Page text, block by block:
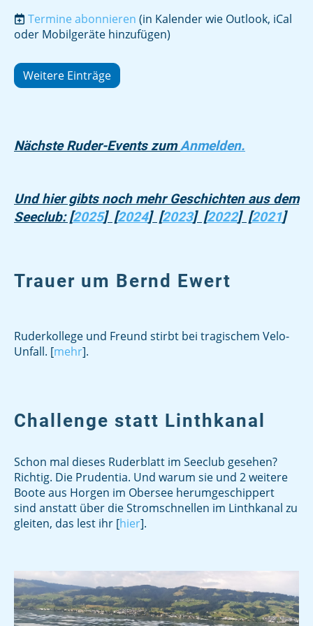
Termine abonnieren (in Kalender wie Outlook, iCal
oder Mobilgeräte hinzufügen)
Weitere Einträge
Nächste Ruder-Events zum Anmelden.
Und hier gibts noch mehr Geschichten aus dem
Seeclub: [2025] [2024] [2023] [2022] [2021]
Trauer um Bernd Ewert
Ruderkollege und Freund stirbt bei tragischem Velo-
Unfall. [mehr].
Challenge statt Linthkanal
Schon mal dieses Ruderblatt im Seeclub gesehen?
Richtig. Die Prudentia. Und warum sie und 2 weitere
Boote aus Horgen im Obersee herumgeschippert
sind anstatt über die Stromschnellen im Linthkanal zu
gleiten, das lest ihr [hier].